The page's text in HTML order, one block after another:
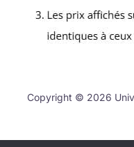
Copyright © 2026